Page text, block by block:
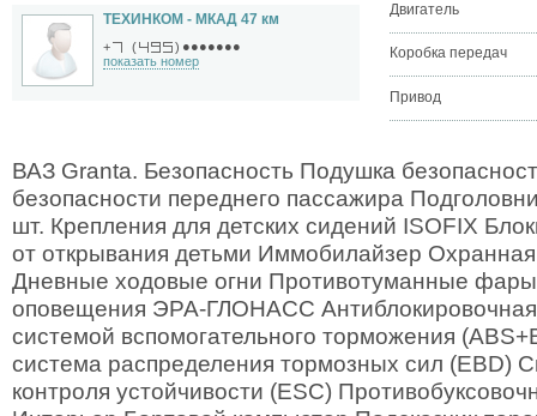
ТЕХИНКОМ - МКАД 47 км
+ ( ) ●●●●●●●
показать номер
Двигатель
Коробка передач
Привод
ВАЗ Granta. Безопасность Подушка
безопасности переднего пассажира
шт. Крепления для детских сидений ISOFIX
от открывания детьми Иммобилайзер
Дневные ходовые огни Противотуманные фары
оповещения ЭРА-ГЛОНАСС Антиблокировочная
системой вспомогательного торможения
система распределения тормозных сил (EBD)
контроля устойчивости (ESC)